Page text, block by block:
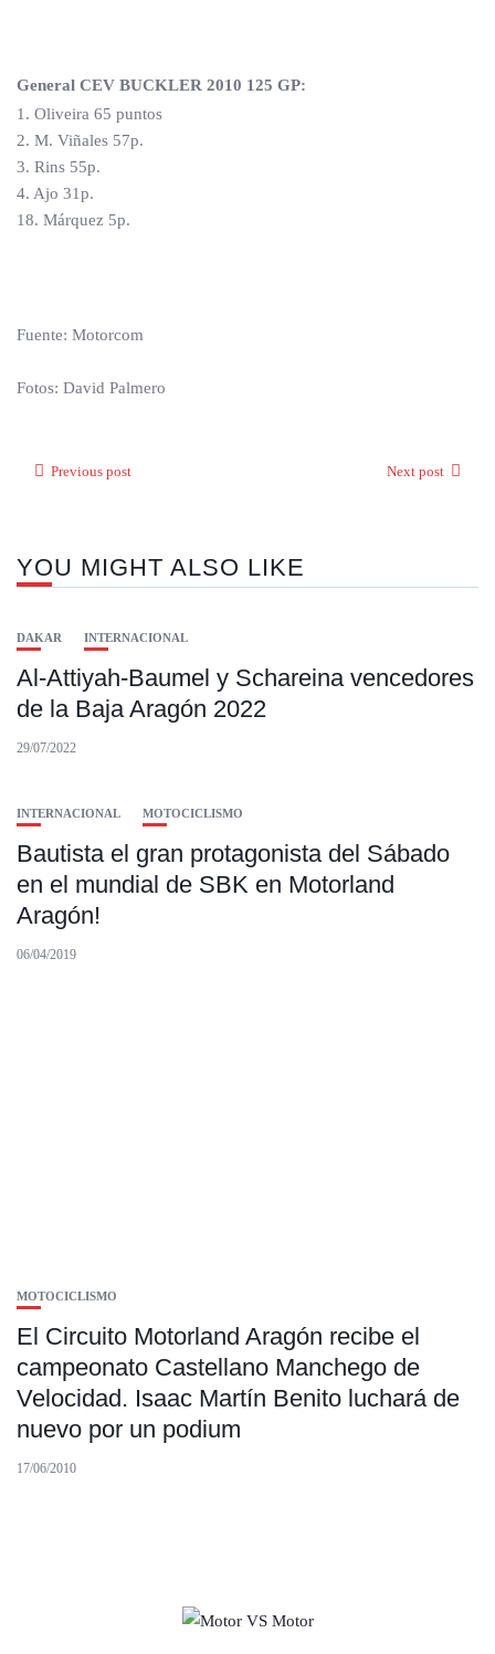
General CEV BUCKLER 2010 125 GP:
1. Oliveira 65 puntos
2. M. Viñales 57p.
3. Rins 55p.
4. Ajo 31p.
18. Márquez 5p.
Fuente: Motorcom
Fotos: David Palmero
Previous post Next post
YOU MIGHT ALSO LIKE
DAKAR INTERNACIONAL
Al-Attiyah-Baumel y Schareina vencedores
de la Baja Aragón 2022
29/07/2022
INTERNACIONAL MOTOCICLISMO
Bautista el gran protagonista del Sábado
en el mundial de SBK en Motorland
Aragón!
06/04/2019
MOTOCICLISMO
El Circuito Motorland Aragón recibe el
campeonato Castellano Manchego de
Velocidad. Isaac Martín Benito luchará de
nuevo por un podium
17/06/2010